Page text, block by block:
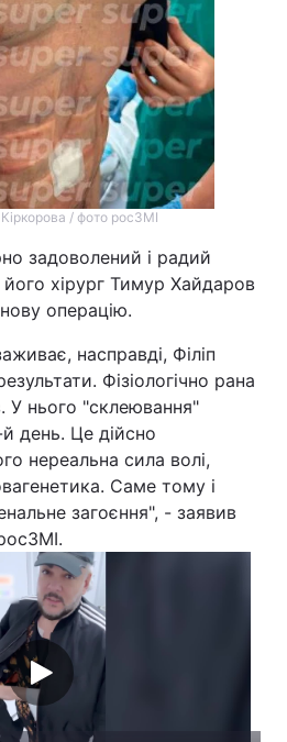
/ фото росЗМІ
задоволений і радий
його хірург Тимур Хайдаров
операцію.
насправді, Філіп
Фізіологічно рана
У нього "склеювання"
день. Це дійсно
нереальна сила волі,
Саме тому і
загоєння", - заявив